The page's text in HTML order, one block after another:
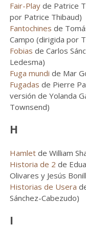
Fair-Playde Patrice
por Patrice Thibaud)
Fantochines de
Campo (dirigida por
Fobias de Carlos
Ledesma)
Fuga mundi de Mar
Fugadas de Pierre
versión de Yolanda
Townsend)
H
Hamletde William
Historia de 2 de
Olivares y Jesús
Historias de Usera
Sánchez-Cabezudo)
I